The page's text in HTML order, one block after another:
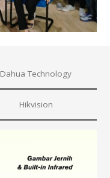
Dahua Technology
Hikvision